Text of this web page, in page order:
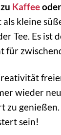
Kaffeeoder
als kleine
Tee. Es ist
für
wieder
zu
sein!